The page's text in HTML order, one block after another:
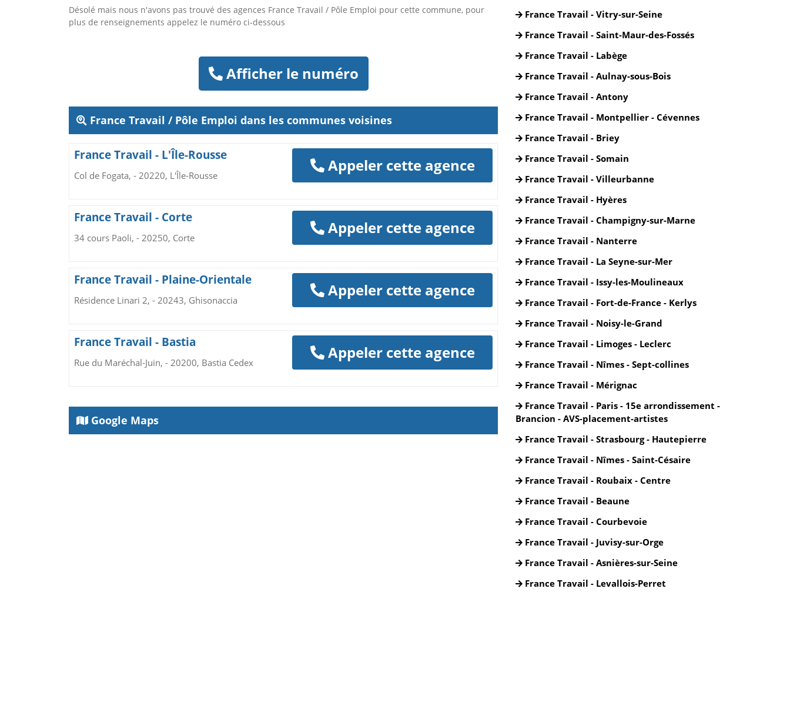
Désolé mais nous n'avons pas trouvé des agences France Travail / Pôle Emploi pour cette commune, pour
plus de renseignements appelez le numéro ci-dessous
Afficher le numéro
France Travail / Pôle Emploi dans les communes voisines
France Travail - L'Île-Rousse
Col de Fogata, - 20220, L'Île-Rousse
Appeler cette agence
France Travail - Corte
34 cours Paoli, - 20250, Corte
Appeler cette agence
France Travail - Plaine-Orientale
Résidence Linari 2, - 20243, Ghisonaccia
Appeler cette agence
France Travail - Bastia
Rue du Maréchal-Juin, - 20200, Bastia Cedex
Appeler cette agence
Google Maps
France Travail - Vitry-sur-Seine
France Travail - Saint-Maur-des-Fossés
France Travail - Labège
France Travail - Aulnay-sous-Bois
France Travail - Antony
France Travail - Montpellier - Cévennes
France Travail - Briey
France Travail - Somain
France Travail - Villeurbanne
France Travail - Hyères
France Travail - Champigny-sur-Marne
France Travail - Nanterre
France Travail - La Seyne-sur-Mer
France Travail - Issy-les-Moulineaux
France Travail - Fort-de-France - Kerlys
France Travail - Noisy-le-Grand
France Travail - Limoges - Leclerc
France Travail - Nîmes - Sept-collines
France Travail - Mérignac
France Travail - Paris - 15e arrondissement -
Brancion - AVS-placement-artistes
France Travail - Strasbourg - Hautepierre
France Travail - Nîmes - Saint-Césaire
France Travail - Roubaix - Centre
France Travail - Beaune
France Travail - Courbevoie
France Travail - Juvisy-sur-Orge
France Travail - Asnières-sur-Seine
France Travail - Levallois-Perret